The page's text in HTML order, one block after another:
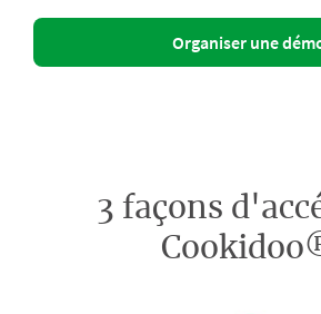
Organiser une
3 façons